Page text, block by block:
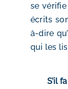
se
écrits
à-dire
qui les
S’il